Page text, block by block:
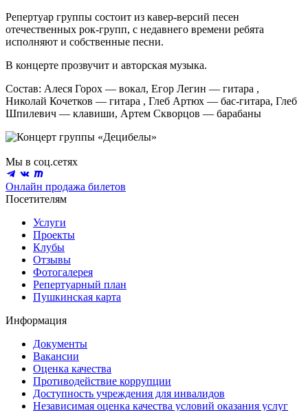
Репертуар группы состоит из кавер-версий песен
отечественных рок-групп, с недавнего времени ребята
исполняют и собственные песни.
В концерте прозвучит и авторская музыка.
Состав: Алеся Горох — вокал, Егор Легин — гитара ,
Николай Кочетков — гитара , Глеб Артюх — бас-гитара, Глеб
Шпилевич — клавиши, Артем Скворцов — барабаны
Мы в соц.сетях
Онлайн продажа билетов
Посетителям
Услуги
Проекты
Клубы
Отзывы
Фотогалерея
Репертуарный план
Пушкинская карта
Информация
Документы
Вакансии
Оценка качества
Противодействие коррупции
Доступность учреждения для инвалидов
Независимая оценка качества условий оказания услуг